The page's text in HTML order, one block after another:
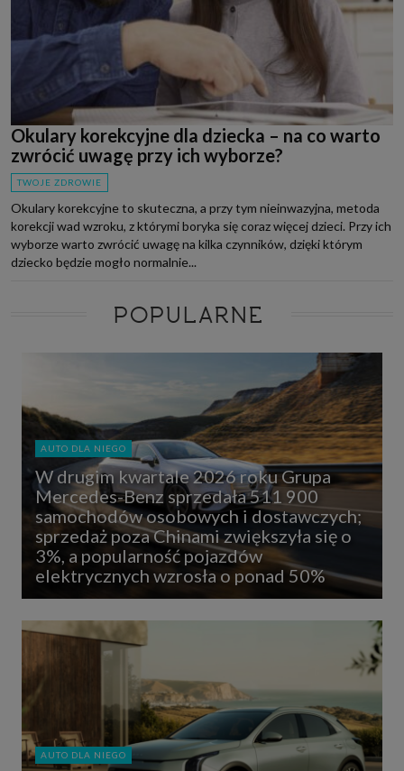
Okulary korekcyjne dla dziecka – na co warto
zwrócić uwagę przy ich wyborze?
TWOJE ZDROWIE
Okulary korekcyjne to skuteczna, a przy tym nieinwazyjna, metoda
korekcji wad wzroku, z którymi boryka się coraz więcej dzieci. Przy ich
wyborze warto zwrócić uwagę na kilka czynników, dzięki którym
dziecko będzie mogło normalnie...
POPULARNE
AUTO DLA NIEGO
W drugim kwartale 2026 roku Grupa
Mercedes-Benz sprzedała 511 900
samochodów osobowych i dostawczych;
sprzedaż poza Chinami zwiększyła się o
3%, a popularność pojazdów
elektrycznych wzrosła o ponad 50%
AUTO DLA NIEGO